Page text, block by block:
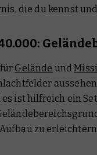
die du kennst
Gelände und
ist hilfreich ein Set
zu